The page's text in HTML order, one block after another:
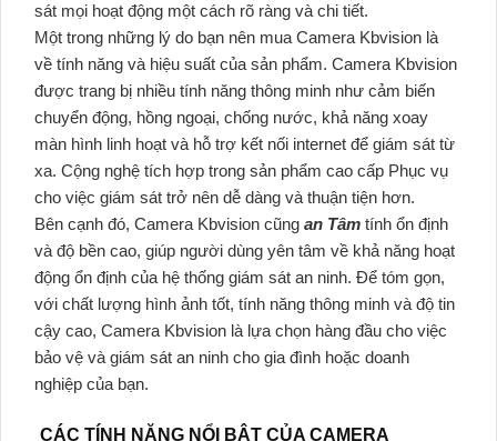
sát mọi hoạt động một cách rõ ràng và chi tiết.
Một trong những lý do bạn nên mua Camera Kbvision là
về tính năng và hiệu suất của sản phẩm. Camera Kbvision
được trang bị nhiều tính năng thông minh như cảm biến
chuyển động, hồng ngoại, chống nước, khả năng xoay
màn hình linh hoạt và hỗ trợ kết nối internet để giám sát từ
xa. Cộng nghệ tích hợp trong sản phẩm cao cấp Phục vụ
cho việc giám sát trở nên dễ dàng và thuận tiện hơn.
Bên cạnh đó, Camera Kbvision cũng an Tâm tính ổn định
và độ bền cao, giúp người dùng yên tâm về khả năng hoạt
động ổn định của hệ thống giám sát an ninh. Để tóm gọn,
với chất lượng hình ảnh tốt, tính năng thông minh và độ tin
cậy cao, Camera Kbvision là lựa chọn hàng đầu cho việc
bảo vệ và giám sát an ninh cho gia đình hoặc doanh
nghiệp của bạn.
CÁC TÍNH NĂNG NỔI BẬT CỦA CAMERA